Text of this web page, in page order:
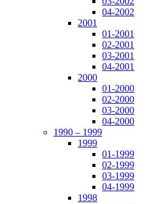
04-2002
2001
01-2001
02-2001
03-2001
04-2001
2000
01-2000
02-2000
03-2000
04-2000
1990 – 1999
1999
01-1999
02-1999
03-1999
04-1999
1998